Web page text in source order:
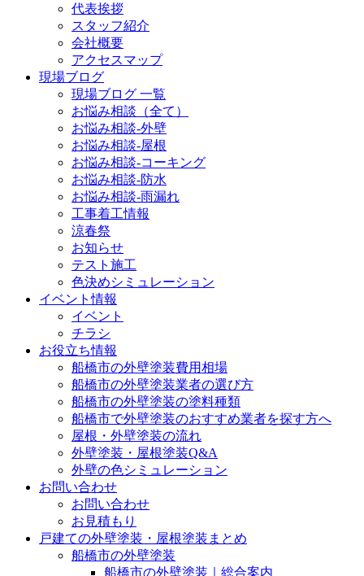
代表挨拶
スタッフ紹介
会社概要
アクセスマップ
現場ブログ
現場ブログ 一覧
お悩み相談（全て）
お悩み相談-外壁
お悩み相談-屋根
お悩み相談-コーキング
お悩み相談-防水
お悩み相談-雨漏れ
工事着工情報
涼春祭
お知らせ
テスト施工
色決めシミュレーション
イベント情報
イベント
チラシ
お役立ち情報
船橋市の外壁塗装費用相場
船橋市の外壁塗装業者の選び方
船橋市の外壁塗装の塗料種類
船橋市で外壁塗装のおすすめ業者を探す方へ
屋根・外壁塗装の流れ
外壁塗装・屋根塗装Q&A
外壁の色シミュレーション
お問い合わせ
お問い合わせ
お見積もり
戸建ての外壁塗装・屋根塗装まとめ
船橋市の外壁塗装
船橋市の外壁塗装｜総合案内